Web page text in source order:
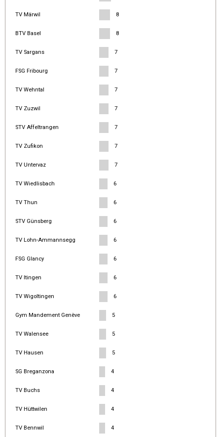
TV Märwil 8
BTV Basel 8
TV Sargans 7
FSG Fribourg 7
TV Wehntal 7
TV Zuzwil 7
STV Affeltrangen 7
TV Zufikon 7
TV Untervaz 7
TV Wiedlisbach 6
TV Thun 6
STV Günsberg 6
TV Lohn-Ammannsegg 6
FSG Glancy 6
TV Itingen 6
TV Wigoltingen 6
Gym Mandement Genève 5
TV Walensee 5
TV Hausen 5
SG Breganzona 4
TV Buchs 4
TV Hüttwilen 4
TV Bennwil 4